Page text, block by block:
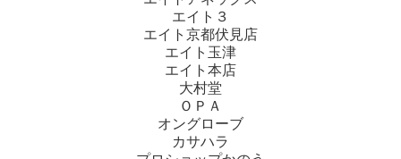
エイト３
エイト京都伏見店
エイト玉津
エイト本店
大村堂
ＯＰＡ
オングローブ
カサハラ